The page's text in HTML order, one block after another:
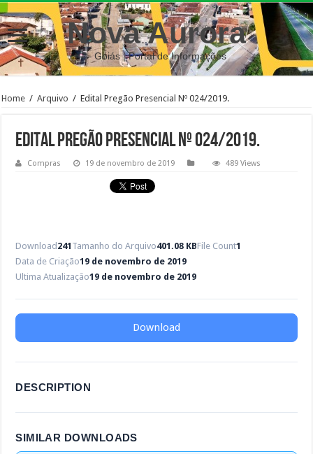
Nova Aurora
– Goiás | Portal de Informações
Home / Arquivo / Edital Pregão Presencial Nº 024/2019.
Edital Pregão Presencial Nº 024/2019.
Compras 19 de novembro de 2019 489 Views
Download 241 Tamanho do Arquivo401.08 KBFile Count1
Data de Criação19 de novembro de 2019
Ultima Atualização19 de novembro de 2019
Download
DESCRIPTION
SIMILAR DOWNLOADS